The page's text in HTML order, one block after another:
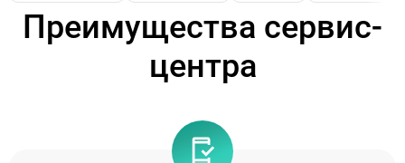
Преимущества сервис-
центра